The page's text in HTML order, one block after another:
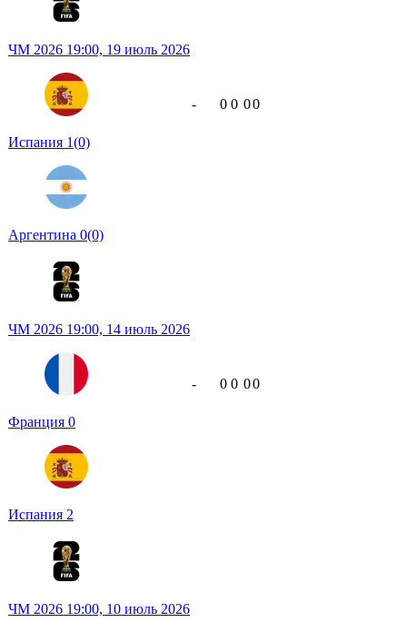
ЧМ 2026 19:00, 19 июль 2026
Испания 1(0)
Аргентина 0(0)
- 0 0 00
ЧМ 2026 19:00, 14 июль 2026
Франция 0
Испания 2
- 0 0 00
ЧМ 2026 19:00, 10 июль 2026